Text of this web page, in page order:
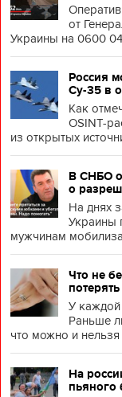
от
Украины на 0600 04
Россия
Су-35 в
Как
OSINT-
из открытых
В СНБО
о
На днях
Украины
мужчинам
Что не
У каждой
Раньше
что можно и нельзя
На
пьяного